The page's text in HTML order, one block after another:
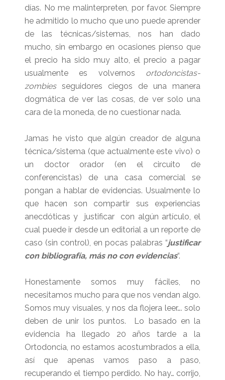
días. No me malinterpreten, por favor. Siempre
he admitido lo mucho que uno puede aprender
de las técnicas/sistemas, nos han dado
mucho, sin embargo en ocasiones pienso que
el precio ha sido muy alto, el precio a pagar
usualmente es volvernos ortodoncistas-
zombiesseguidores ciegos de una manera
dogmática de ver las cosas, de ver solo una
cara de la moneda, de no cuestionar nada.
Jamas he visto que algún creador de alguna
técnica/sistema (que actualmente este vivo) o
un doctor orador (en el circuito de
conferencistas) de una casa comercial se
pongan a hablar de evidencias. Usualmente lo
que hacen son compartir sus experiencias
anecdóticas y justificar con algún artículo, el
cual puede ir desde un editorial a un reporte de
caso (sin control), en pocas palabras “justificar
con bibliografía, más no con evidencias“.
Honestamente somos muy fáciles, no
necesitamos mucho para que nos vendan algo.
Somos muy visuales, y nos da flojera leer…. solo
deben de unir los puntos. Lo basado en la
evidencia ha llegado 20 años tarde a la
Ortodoncia, no estamos acostumbrados a ella,
así que apenas vamos paso a paso,
recuperando el tiempo perdido. No hay… corrijo,